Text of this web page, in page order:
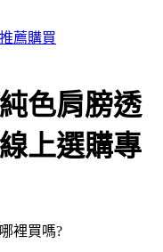
薦購買
色肩膀透
上選購專
裡買嗎?